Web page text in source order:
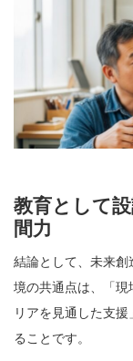
教育として
間力
結論として、未来
境の共通点は、「現
リアを見通した支
ることです。